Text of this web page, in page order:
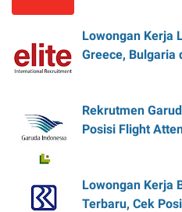
Lowongan Kerja
Greece, Bulgaria
Rekrutmen
Posisi Flight
Lowongan Kerja
Terbaru, Cek